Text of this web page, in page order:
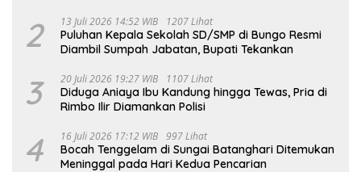
2 13 Juli 2026 14:52 WIB 1207 Lihat
Puluhan Kepala Sekolah SD/SMP di Bungo Resmi
Diambil Sumpah Jabatan, Bupati Tekankan
3 20 Juli 2026 19:27 WIB 1107 Lihat
Diduga Aniaya Ibu Kandung hingga Tewas, Pria di
Rimbo Ilir Diamankan Polisi
4 16 Juli 2026 17:12 WIB 997 Lihat
Bocah Tenggelam di Sungai Batanghari Ditemukan
Meninggal pada Hari Kedua Pencarian